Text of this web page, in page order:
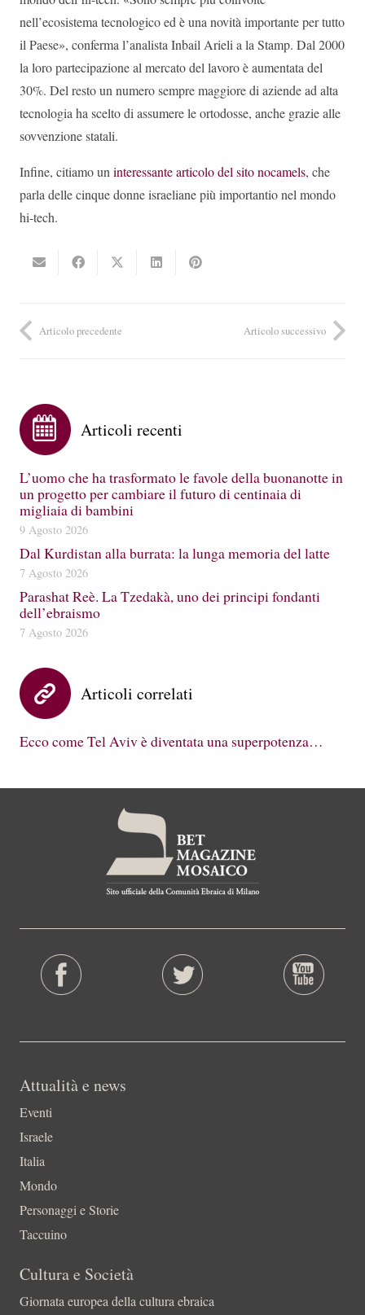
nell’ecosistema tecnologico ed è una novità importante per tutto
il Paese», conferma l’analista Inbail Arieli a la Stamp. Dal 2000
la loro partecipazione al mercato del lavoro è aumentata del
30%. Del restoun numero sempre maggiore di aziende ad alta
tecnologia ha scelto di assumere le ortodosse, anche grazie alle
sovvenzione statali.
Infine, citiamo un interessante articolo del sito nocamels, che
parla delle cinque donne israeliane più importantio nel mondo
hi-tech.
Articolo precedente Articolo successivo
Articoli recenti
L’uomo che ha trasformato le favole della buonanotte in
un progetto per cambiare il futuro di centinaia di
migliaia di bambini
9 Agosto 2026
Dal Kurdistan alla burrata: la lunga memoria del latte
7 Agosto 2026
Parashat Reè. La Tzedakà, uno dei principi fondanti
dell’ebraismo
7 Agosto 2026
Articoli correlati
Ecco come Tel Aviv è diventata una superpotenza…
Attualità e news
Eventi
Israele
Italia
Mondo
Personaggi e Storie
Taccuino
Cultura e Società
Giornata europea della cultura ebraica